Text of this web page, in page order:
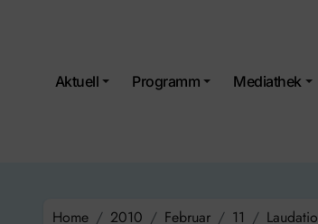
Aktuell Programm Mediathek
Home 2010 Februar 11